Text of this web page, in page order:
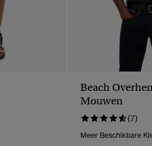
Beach
Mouwen
(7)
Meer Beschikbare